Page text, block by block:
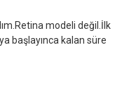
modeli değil.İlk
başlayınca kalan süre